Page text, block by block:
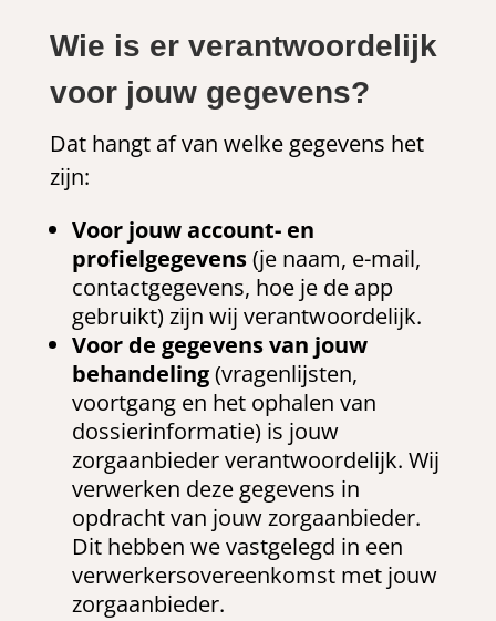
Wie is er verantwoordelijk
voor jouw gegevens?
Dat hangt af van welke gegevens het
zijn:
Voor jouw account- en
profielgegevens(je naam, e-mail,
contactgegevens, hoe je de app
gebruikt) zijn wij verantwoordelijk.
Voor de gegevens van jouw
behandeling(vragenlijsten,
voortgang en het ophalen van
dossierinformatie) is jouw
zorgaanbieder verantwoordelijk. Wij
verwerken deze gegevens in
opdracht van jouw zorgaanbieder.
Dit hebben we vastgelegd in een
verwerkersovereenkomst met jouw
zorgaanbieder.